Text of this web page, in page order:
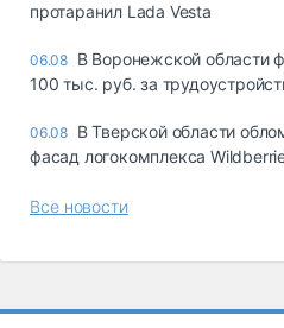
протаранил Lada Vesta
06.08 В Воронежской области
100 тыс. руб. за
06.08 В Тверской области
фасад логокомплекса
Все новости